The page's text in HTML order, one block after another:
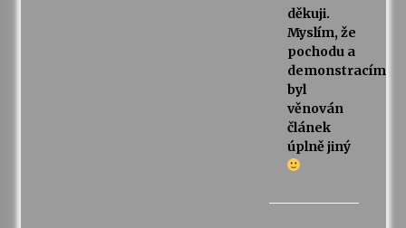
děkuji.
Myslím, že
pochodu a
demonstracím
byl
věnován
článek
úplně jiný